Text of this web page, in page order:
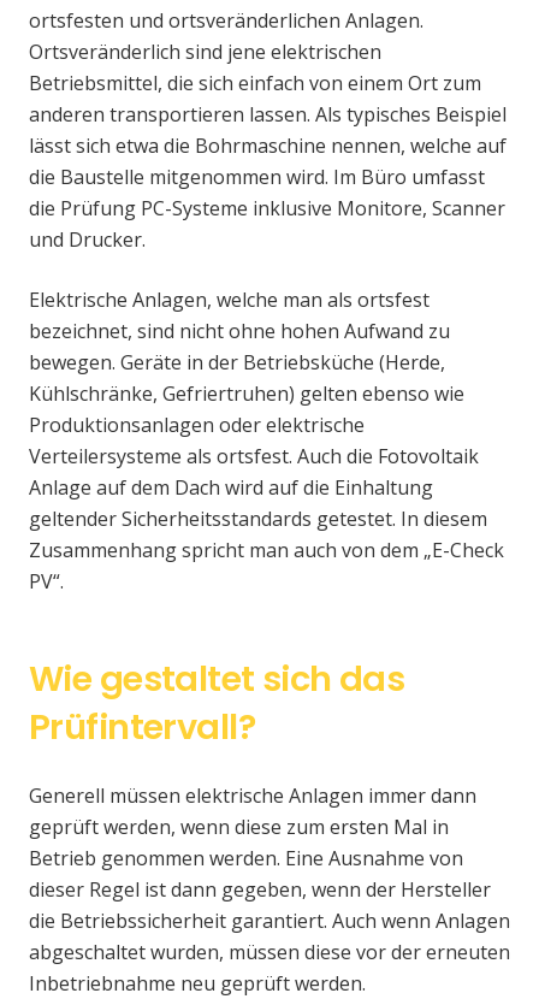
ortsfesten und ortsveränderlichen Anlagen.
Ortsveränderlich sind jene elektrischen
Betriebsmittel, die sich einfach von einem Ort zum
anderen transportieren lassen. Als typisches Beispiel
lässt sich etwa die Bohrmaschine nennen, welche auf
die Baustelle mitgenommen wird. Im Büro umfasst
die Prüfung PC-Systeme inklusive Monitore, Scanner
und Drucker.
Elektrische Anlagen, welche man als ortsfest
bezeichnet, sind nicht ohne hohen Aufwand zu
bewegen. Geräte in der Betriebsküche (Herde,
Kühlschränke, Gefriertruhen) gelten ebenso wie
Produktionsanlagen oder elektrische
Verteilersysteme als ortsfest. Auch die Fotovoltaik
Anlage auf dem Dach wird auf die Einhaltung
geltender Sicherheitsstandards getestet. In diesem
Zusammenhang spricht man auch von dem „E-Check
PV“.
Wie gestaltet sich das
Prüfintervall?
Generell müssen elektrische Anlagen immer dann
geprüft werden, wenn diese zum ersten Mal in
Betrieb genommen werden. Eine Ausnahme von
dieser Regel ist dann gegeben, wenn der Hersteller
die Betriebssicherheit garantiert. Auch wenn Anlagen
abgeschaltet wurden, müssen diese vor der erneuten
Inbetriebnahme neu geprüft werden.